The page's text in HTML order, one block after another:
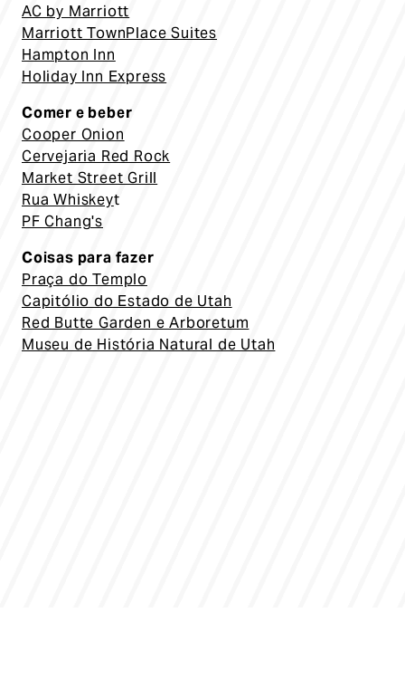
AC by Marriott
Marriott TownPlace Suites
Hampton Inn
Holiday Inn Express
Comer e beber
Cooper Onion
Cervejaria Red Rock
Market Street Grill
Rua Whiskeyt
PF Chang's
Coisas para fazer
Praça do Templo
Capitólio do Estado de Utah
Red Butte Garden e Arboretum
Museu de História Natural de Utah